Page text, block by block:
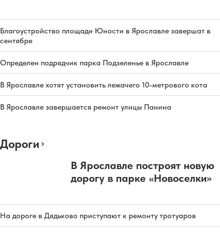
Благоустройство площади Юности в Ярославле завершат в
сентябре
Определен подрядчик парка Подзеленье в Ярославле
В Ярославле хотят установить лежачего 10-метрового кота
В Ярославле завершается ремонт улицы Панина
Дороги
В Ярославле построят новую
дорогу в парке «Новоселки»
На дороге в Дядьково приступают к ремонту тротуаров